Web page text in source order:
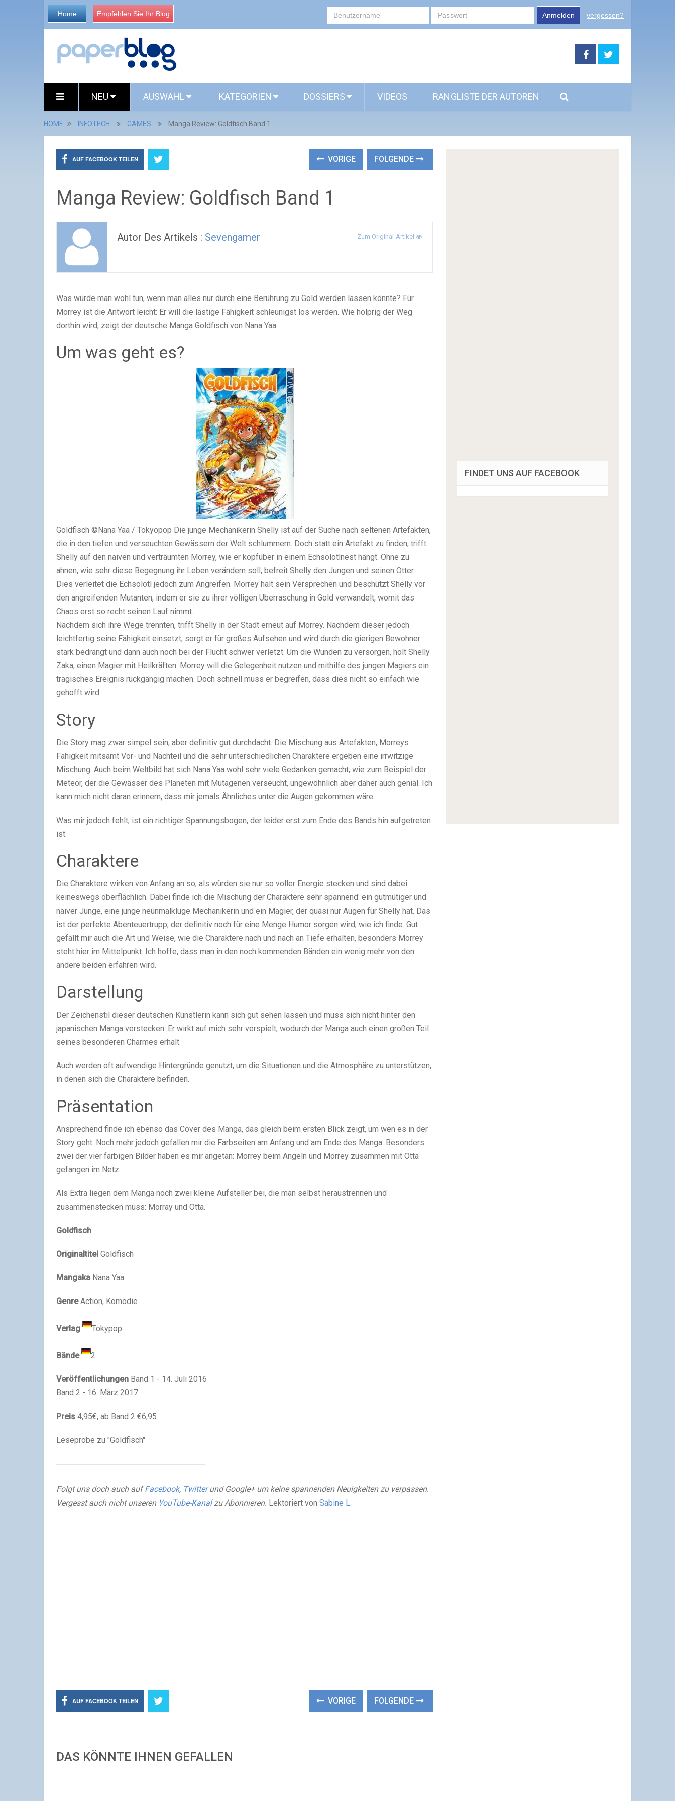
Home Empfehlen Sie Ihr Blog Anmelden vergessen?
NEU AUSWAHL KATEGORIEN DOSSIERS VIDEOS RANGLISTE DER AUTOREN
HOME INFOTECH GAMES Manga Review: Goldfisch Band 1
AUF FACEBOOK TEILEN VORIGE FOLGENDE
Manga Review: Goldfisch Band 1
Autor Des Artikels : Sevengamer Zum Original-Artikel
Was würde man wohl tun, wenn man alles nur durch eine Berührung zu Gold werden lassen könnte? Für
Morrey ist die Antwort leicht: Er will die lästige Fähigkeit schleunigst los werden. Wie holprig der Weg
dorthin wird, zeigt der deutsche Manga Goldfisch von Nana Yaa.
Um was geht es?
Goldfisch ©Nana Yaa / Tokyopop Die junge Mechanikerin Shelly ist auf der Suche nach seltenen Artefakten,
die in den tiefen und verseuchten Gewässern der Welt schlummern. Doch statt ein Artefakt zu finden, trifft
Shelly auf den naiven und verträumten Morrey, wie er kopfüber in einem Echsolotlnest hängt. Ohne zu
ahnen, wie sehr diese Begegnung ihr Leben verändern soll, befreit Shelly den Jungen und seinen Otter.
Dies verleitet die Echsolotl jedoch zum Angreifen. Morrey hält sein Versprechen und beschützt Shelly vor
den angreifenden Mutanten, indem er sie zu ihrer völligen Überraschung in Gold verwandelt, womit das
Chaos erst so recht seinen Lauf nimmt.
Nachdem sich ihre Wege trennten, trifft Shelly in der Stadt erneut auf Morrey. Nachdem dieser jedoch
leichtfertig seine Fähigkeit einsetzt, sorgt er für großes Aufsehen und wird durch die gierigen Bewohner
stark bedrängt und dann auch noch bei der Flucht schwer verletzt. Um die Wunden zu versorgen, holt Shelly
Zaka, einen Magier mit Heilkräften. Morrey will die Gelegenheit nutzen und mithilfe des jungen Magiers ein
tragisches Ereignis rückgängig machen. Doch schnell muss er begreifen, dass dies nicht so einfach wie
gehofft wird.
Story
Die Story mag zwar simpel sein, aber definitiv gut durchdacht. Die Mischung aus Artefakten, Morreys
Fähigkeit mitsamt Vor- und Nachteil und die sehr unterschiedlichen Charaktere ergeben eine irrwitzige
Mischung. Auch beim Weltbild hat sich Nana Yaa wohl sehr viele Gedanken gemacht, wie zum Beispiel der
Meteor, der die Gewässer des Planeten mit Mutagenen verseucht, ungewöhnlich aber daher auch genial. Ich
kann mich nicht daran erinnern, dass mir jemals Ähnliches unter die Augen gekommen wäre.
Was mir jedoch fehlt, ist ein richtiger Spannungsbogen, der leider erst zum Ende des Bands hin aufgetreten
ist.
Charaktere
Die Charaktere wirken von Anfang an so, als würden sie nur so voller Energie stecken und sind dabei
keineswegs oberflächlich. Dabei finde ich die Mischung der Charaktere sehr spannend: ein gutmütiger und
naiver Junge, eine junge neunmalkluge Mechanikerin und ein Magier, der quasi nur Augen für Shelly hat. Das
ist der perfekte Abenteuertrupp, der definitiv noch für eine Menge Humor sorgen wird, wie ich finde. Gut
gefällt mir auch die Art und Weise, wie die Charaktere nach und nach an Tiefe erhalten, besonders Morrey
steht hier im Mittelpunkt. Ich hoffe, dass man in den noch kommenden Bänden ein wenig mehr von den
andere beiden erfahren wird.
Darstellung
Der Zeichenstil dieser deutschen Künstlerin kann sich gut sehen lassen und muss sich nicht hinter den
japanischen Manga verstecken. Er wirkt auf mich sehr verspielt, wodurch der Manga auch einen großen Teil
seines besonderen Charmes erhält.
Auch werden oft aufwendige Hintergründe genutzt, um die Situationen und die Atmosphäre zu unterstützen,
in denen sich die Charaktere befinden.
Präsentation
Ansprechend finde ich ebenso das Cover des Manga, das gleich beim ersten Blick zeigt, um wen es in der
Story geht. Noch mehr jedoch gefallen mir die Farbseiten am Anfang und am Ende des Manga. Besonders
zwei der vier farbigen Bilder haben es mir angetan: Morrey beim Angeln und Morrey zusammen mit Otta
gefangen im Netz.
Als Extra liegen dem Manga noch zwei kleine Aufsteller bei, die man selbst heraustrennen und
zusammenstecken muss: Morray und Otta.
Goldfisch
Originaltitel Goldfisch
Mangaka Nana Yaa
GenreAction, Komödie
Verlag Tokypop
Bände 2
Veröffentlichungen Band 1 - 14. Juli 2016
Band 2 - 16. März 2017
Preis 4,95€, ab Band 2 €6,95
Leseprobe zu "Goldfisch"
Folgt uns doch auch aufFacebook, Twitterund Google+ um keine spannenden Neuigkeiten zu verpassen.
Vergesst auch nicht unseren YouTube-Kanalzu Abonnieren. Lektoriert von Sabine L.
AUF FACEBOOK TEILEN VORIGE FOLGENDE
DAS KÖNNTE IHNEN GEFALLEN
FINDET UNS AUF FACEBOOK